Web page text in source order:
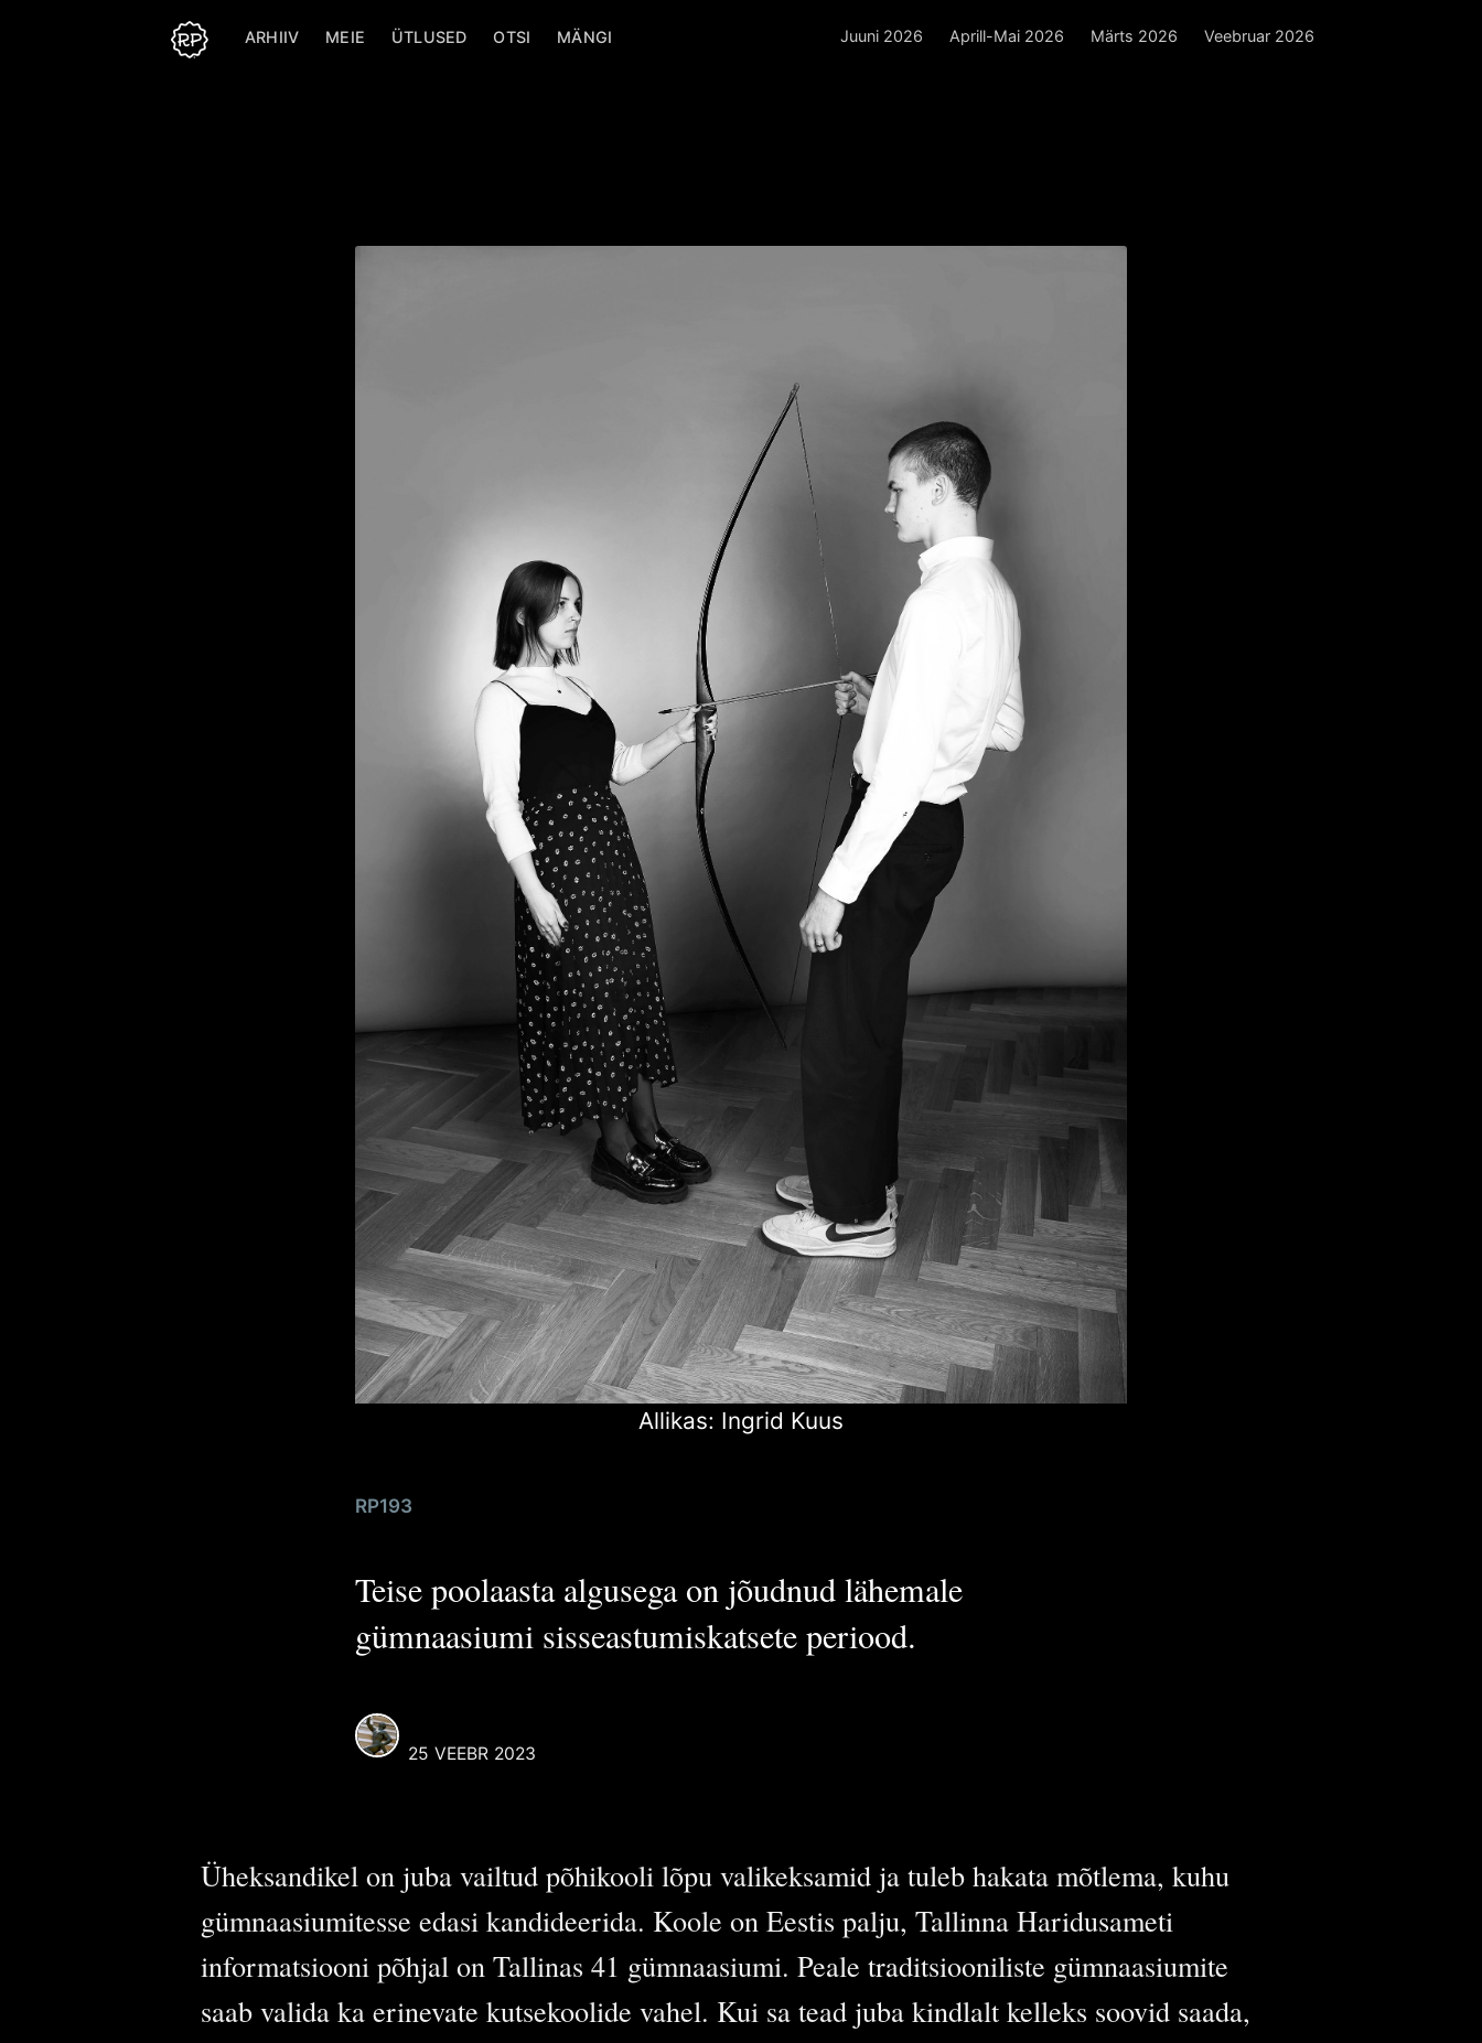
ARHIIV MEIE ÜTLUSED OTSI MÄNGI Juuni 2026 Aprill-Mai 2026 Märts 2026 Veebruar 2026
Allikas: Ingrid Kuus
RP193
Teise poolaasta algusega on jõudnud lähemale
gümnaasiumi sisseastumiskatsete periood.
Reaali Poiss
puudub sellel veebilehel
Rohkem postitusiReaali Poiss
25 VEEBR 2023
Üheksandikel on juba vailtud põhikooli lõpu valikeksamid ja tuleb hakata mõtlema, kuhu
gümnaasiumitesse edasi kandideerida. Koole on Eestis palju, Tallinna Haridusameti
informatsiooni põhjal on Tallinas 41 gümnaasiumi. Peale traditsiooniliste gümnaasiumite
saab valida ka erinevate kutsekoolide vahel. Kui sa tead juba kindlalt kelleks soovid saada,